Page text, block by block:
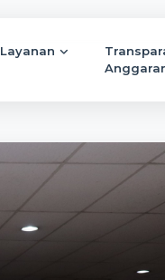
Layanan